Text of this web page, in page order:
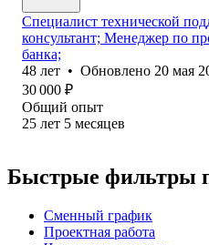
Специалист технической
консультант; Менеджер по
банка;
48 лет • Обновлено 20 мая
30 000 ₽
Общий опыт
25 лет 5 месяцев
Быстрые фильтры
Сменный график
Проектная работа